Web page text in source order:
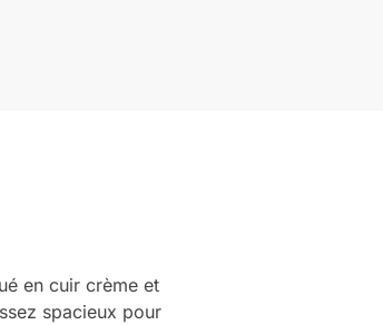
en cuir crème et
spacieux pour